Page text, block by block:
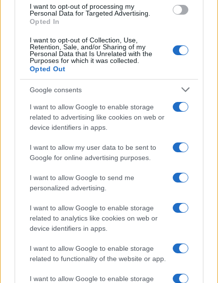
I want to opt-out of processing my
Personal Data for Targeted Advertising.
Opted In
I want to opt-out of Collection, Use,
Retention, Sale, and/or Sharing of my
Personal Data that Is Unrelated with the
Purposes for which it was collected.
Opted Out
Google consents
I want to allow Google to enable storage
related to advertising like cookies on web or
device identifiers in apps.
I want to allow my user data to be sent to
Google for online advertising purposes.
I want to allow Google to send me
personalized advertising.
I want to allow Google to enable storage
related to analytics like cookies on web or
device identifiers in apps.
I want to allow Google to enable storage
related to functionality of the website or app.
I want to allow Google to enable storage
βιωσιμότητα σε καθημερινή πράξη
Stoiximan: «Πού ήσουν;» στις μεγάλες στιγμές του
Ολυμπιακού
ΕΤΙΚΕΤΕΣ Honda
Αδελφοί Σαρακάκη
Προηγούμενο άρθρο
τρισδιάστατες προβολές στο
αυτοκίνητο
road-show